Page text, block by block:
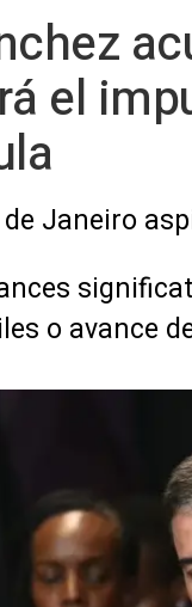
el
Janeiro
o avance